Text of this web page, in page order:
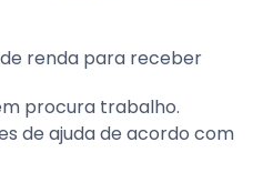
renda para receber
procura trabalho.
de ajuda de acordo com